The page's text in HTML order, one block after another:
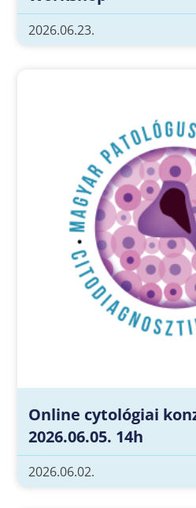
2026.06.23.
Online cytológiai
2026.06.05. 14h
2026.06.02.